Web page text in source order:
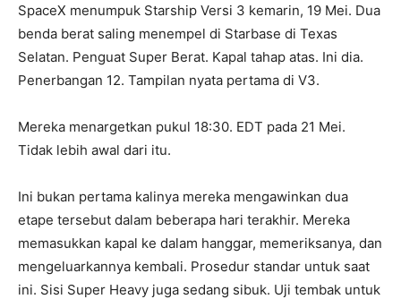
SpaceX menumpuk Starship Versi 3 kemarin, 19 Mei. Dua
benda berat saling menempel di Starbase di Texas
Selatan. Penguat Super Berat. Kapal tahap atas. Ini dia.
Penerbangan 12. Tampilan nyata pertama di V3.
Mereka menargetkan pukul 18:30. EDT pada 21 Mei.
Tidak lebih awal dari itu.
Ini bukan pertama kalinya mereka mengawinkan dua
etape tersebut dalam beberapa hari terakhir. Mereka
memasukkan kapal ke dalam hanggar, memeriksanya, dan
mengeluarkannya kembali. Prosedur standar untuk saat
ini. Sisi Super Heavy juga sedang sibuk. Uji tembak untuk